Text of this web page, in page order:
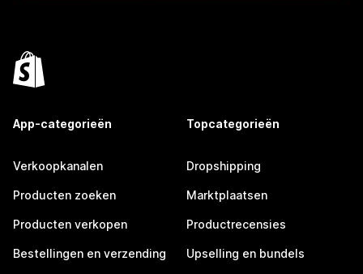
App-categorieën
Verkoopkanalen
Producten zoeken
Producten verkopen
Bestellingen en verzending
Topcategorieën
Dropshipping
Marktplaatsen
Productrecensies
Upselling en bundels